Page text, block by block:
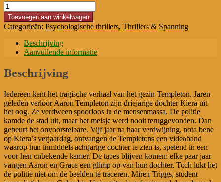
€5,00.€3,00.
De
zaak
Templeton
aantal
Toevoegen aan winkelwagen
Categorieën: Psychologische thrillers, Thrillers & Spanning
Beschrijving
Aanvullende informatie
Beschrijving
Iedereen kent het tragische verhaal van het gezin Templeton. Jaren
geleden verloor Aaron Templeton zijn driejarige dochter Kiera uit
het oog. Ze verdween spoorloos in de mensenmassa. De politie
kamde de stad uit, maar het meisje werd nooit teruggevonden. Dan
gebeurt het onvoorstelbare. Vijf jaar na haar verdwijning, nota bene
op Kiera’s verjaardag, ontvangen de Templetons een videoband
waarop hun inmiddels achtjarige dochter te zien is, spelend in een
voor hen onbekende kamer. De tapes blijven komen: elke paar jaar
vangen Aaron en Grace een glimp op van hun dochter. Toch lukt het
de politie niet om de beelden te traceren. Miren Triggs, student